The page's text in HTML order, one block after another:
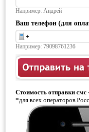
Например: Андрей
Ваш телефон (для
Например: 79098761236
Стоимость отправки смс
*для всех операторов